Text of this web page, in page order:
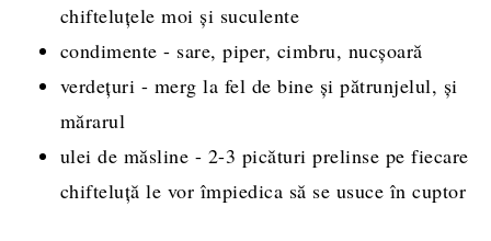
chifteluțele moi și suculente
condimente - sare, piper, cimbru, nucșoară
verdețuri - merg la fel de bine și pătrunjelul, și
mărarul
ulei de măsline - 2-3 picături prelinse pe fiecare
chifteluță le vor împiedica să se usuce în cuptor